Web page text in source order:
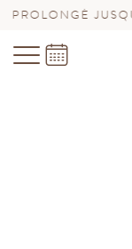
JUSQU’AU 15